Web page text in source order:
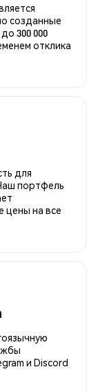
созданные
300 000
отклика
для
портфель
цены на все
и Discord